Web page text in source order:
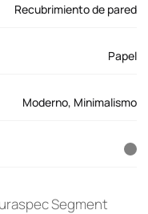
Recubrimiento de pared
Papel
Moderno, Minimalismo
Segment